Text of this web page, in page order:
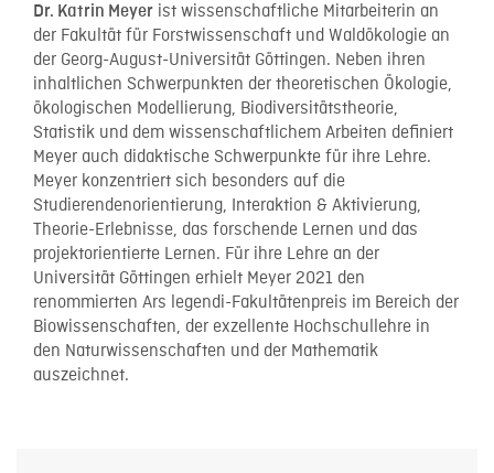
Dr. Katrin Meyer ist wissenschaftliche Mitarbeiterin an
der Fakultät für Forstwissenschaft und Waldökologie an
der Georg-August-Universität Göttingen. Neben ihren
inhaltlichen Schwerpunkten der theoretischen Ökologie,
ökologischen Modellierung, Biodiversitätstheorie,
Statistik und dem wissenschaftlichem Arbeiten definiert
Meyer auch didaktische Schwerpunkte für ihre Lehre.
Meyer konzentriert sich besonders auf die
Studierendenorientierung, Interaktion & Aktivierung,
Theorie-Erlebnisse, das forschende Lernen und das
projektorientierte Lernen. Für ihre Lehre an der
Universität Göttingen erhielt Meyer 2021 den
renommierten Ars legendi-Fakultätenpreis im Bereich der
Biowissenschaften, der exzellente Hochschullehre in
den Naturwissenschaften und der Mathematik
auszeichnet.